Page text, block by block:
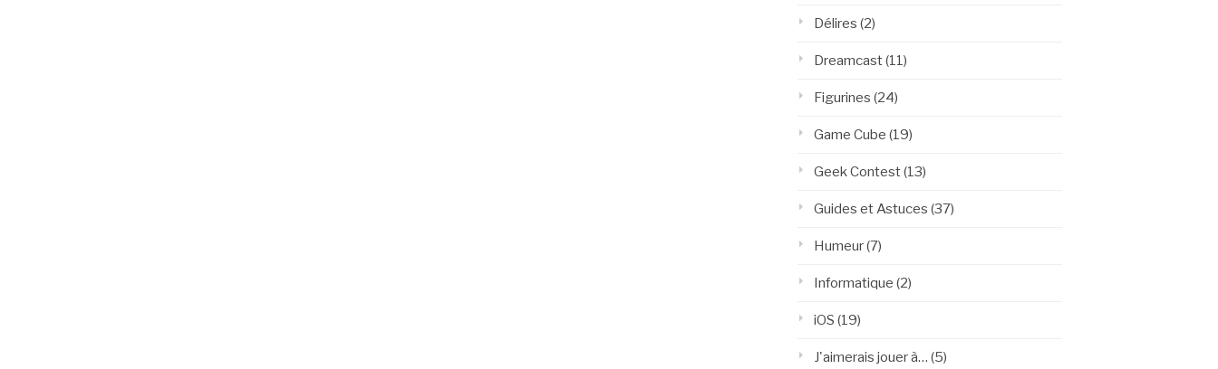
Délires (2)
Dreamcast(11)
Figurines (24)
Game Cube (19)
Geek Contest(13)
Guides et Astuces (37)
Humeur(7)
Informatique (2)
iOS (19)
J'aimerais jouer à… (5)